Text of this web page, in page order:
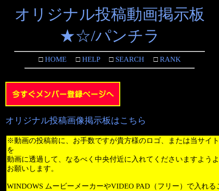
オリジナル投稿動画掲示板
★☆/パンチラ
□HOME□HELP□SEARCH□RANK
オリジナル投稿画像掲示板はこちら
※動画の投稿前に、お手数ですが貴方様のロゴ、または当サイ
を
動画に透過して、なるべく中央付近に入れてくださいますよう
お願いします。
WINDOWS ムービーメーカーやVIDEO PAD（フリー）で入れる